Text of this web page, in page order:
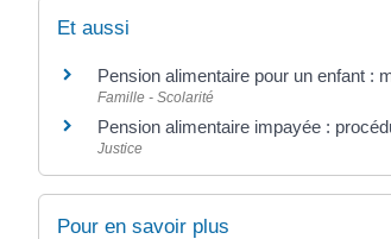
Et aussi
Pension alimentaire pour un enfant :
Famille - Scolarité
Pension alimentaire impayée :
Justice
Pour en savoir plus